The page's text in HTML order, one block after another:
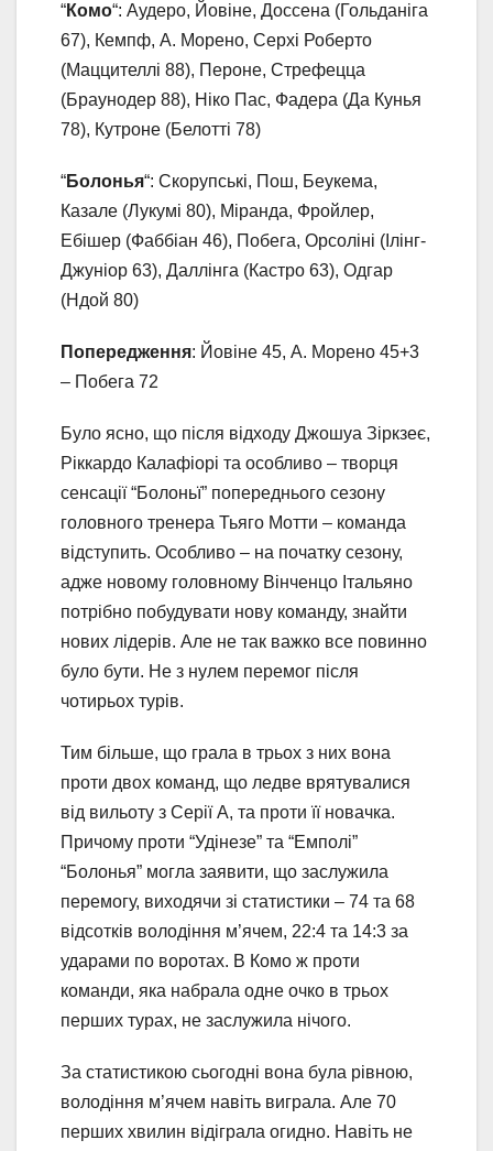
“Комо“: Аудеро, Йовіне, Доссена (Гольданіга
67), Кемпф, А. Морено, Серхі Роберто
(Маццителлі 88), Пероне, Стрефецца
(Браунодер 88), Ніко Пас, Фадера (Да Кунья
78), Кутроне (Белотті 78)
“Болонья“: Скорупські, Пош, Беукема,
Казале (Лукумі 80), Міранда, Фройлер,
Ебішер (Фаббіан 46), Побега, Орсоліні (Ілінг-
Джуніор 63), Даллінга (Кастро 63), Одгар
(Ндой 80)
Попередження: Йовіне 45, А. Морено 45+3
– Побега 72
Було ясно, що після відходу Джошуа Зіркзеє,
Ріккардо Калафіорі та особливо – творця
сенсації “Болоньї” попереднього сезону
головного тренера Тьяго Мотти – команда
відступить. Особливо – на початку сезону,
адже новому головному Вінченцо Італьяно
потрібно побудувати нову команду, знайти
нових лідерів. Але не так важко все повинно
було бути. Не з нулем перемог після
чотирьох турів.
Тим більше, що грала в трьох з них вона
проти двох команд, що ледве врятувалися
від вильоту з Серії А, та проти її новачка.
Причому проти “Удінезе” та “Емполі”
“Болонья” могла заявити, що заслужила
перемогу, виходячи зі статистики – 74 та 68
відсотків володіння м’ячем, 22:4 та 14:3 за
ударами по воротах. В Комо ж проти
команди, яка набрала одне очко в трьох
перших турах, не заслужила нічого.
За статистикою сьогодні вона була рівною,
володіння м’ячем навіть виграла. Але 70
перших хвилин відіграла огидно. Навіть не